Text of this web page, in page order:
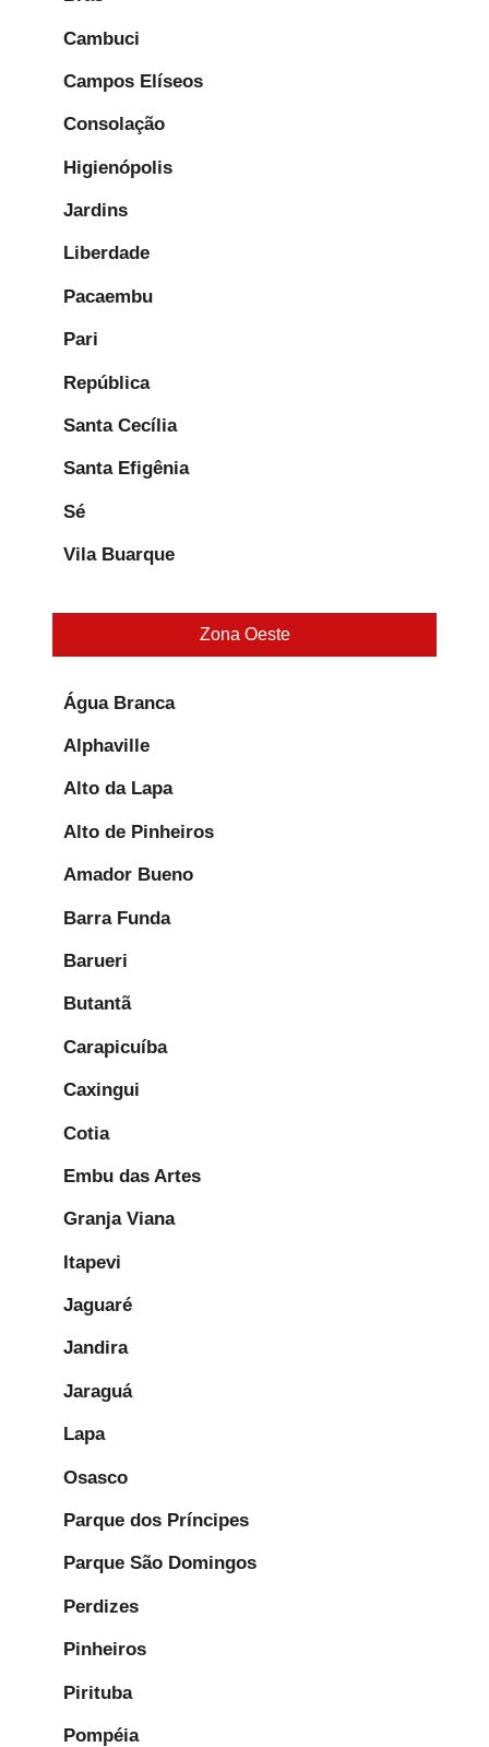
Cambuci
Campos Elíseos
Consolação
Higienópolis
Jardins
Liberdade
Pacaembu
Pari
República
Santa Cecília
Santa Efigênia
Sé
Vila Buarque
Zona Oeste
Água Branca
Alphaville
Alto da Lapa
Alto de Pinheiros
Amador Bueno
Barra Funda
Barueri
Butantã
Carapicuíba
Caxingui
Cotia
Embu das Artes
Granja Viana
Itapevi
Jaguaré
Jandira
Jaraguá
Lapa
Osasco
Parque dos Príncipes
Parque São Domingos
Perdizes
Pinheiros
Pirituba
Pompéia